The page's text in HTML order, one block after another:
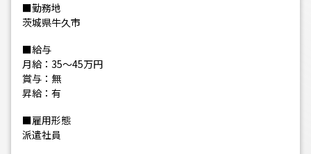
■勤務地
茨城県牛久市
■給与
月給：35～45万円
賞与：無
昇給：有
■雇用形態
派遣社員